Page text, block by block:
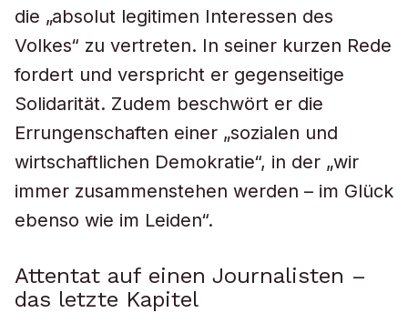
die „absolut legitimen Interessen des
Volkes“ zu vertreten. In seiner kurzen Rede
fordert und verspricht er gegenseitige
Solidarität. Zudem beschwört er die
Errungenschaften einer „sozialen und
wirtschaftlichen Demokratie“, in der „wir
immer zusammenstehen werden – im Glück
ebenso wie im Leiden“.
Attentat auf einen Journalisten –
das letzte Kapitel